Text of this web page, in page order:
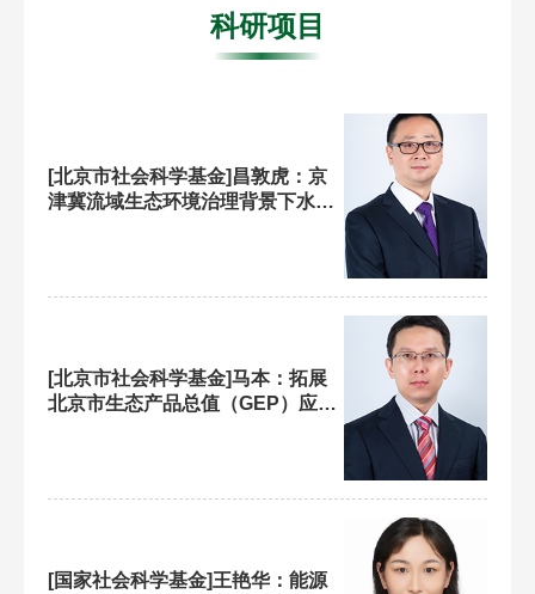
科研项目
[北京市社会科学基金]昌敦虎：京
津冀流域生态环境治理背景下水污
[北京市社会科学基金]马本：拓展
北京市生态产品总值（GEP）应用
[国家社会科学基金]王艳华：能源